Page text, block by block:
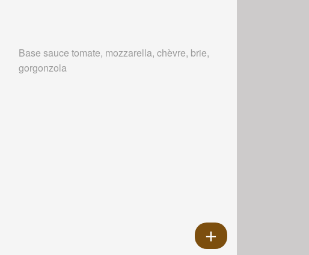
Base sauce tomate, mozzarella, chèvre, brie,
gorgonzola